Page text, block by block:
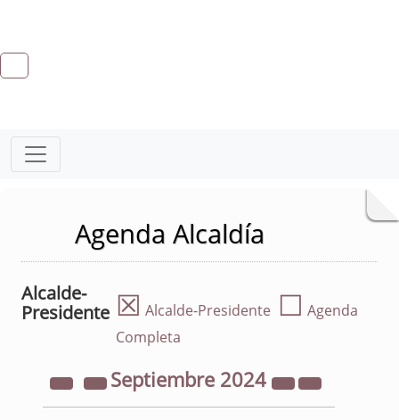
Agenda Alcaldía
Alcalde-
Presidente ☒ Alcalde-Presidente ☐ Agenda
Completa
Septiembre 2024